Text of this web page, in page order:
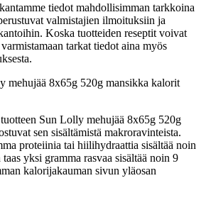
tiedot mahdollisimman tarkkoina
valmistajien ilmoituksiin ja
Koska tuotteiden reseptit voivat
tarkat tiedot aina myös
mehujää 8x65g 520g mansikka kalorit
Sun Lolly mehujää 8x65g 520g
sen sisältämistä makroravinteista.
proteiinia tai hiilihydraattia sisältää noin
yksi gramma rasvaa sisältää noin 9
kalorijakauman sivun yläosan